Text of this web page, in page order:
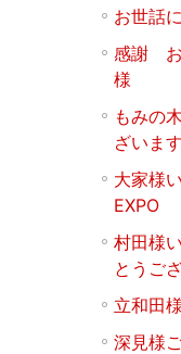
お世話
感謝 お
様
もみの
ざいま
大家様
EXPO
村田様
とうご
立和田
深見様